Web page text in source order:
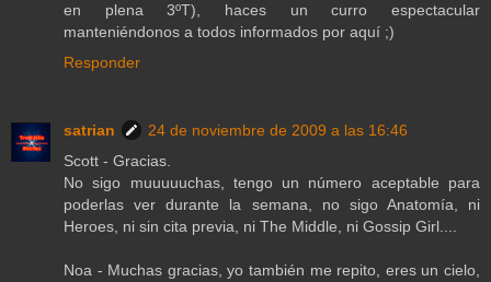
en plena 3ºT), haces un curro espectacular
manteniéndonos a todos informados por aquí ;)
Responder
satrian
24 de noviembre de 2009 a las 16:46
Scott - Gracias.
No sigo muuuuuchas, tengo un número aceptable para
poderlas ver durante la semana, no sigo Anatomía, ni
Heroes, ni sin cita previa, ni The Middle, ni Gossip Girl....
Noa - Muchas gracias, yo también me repito, eres un cielo,